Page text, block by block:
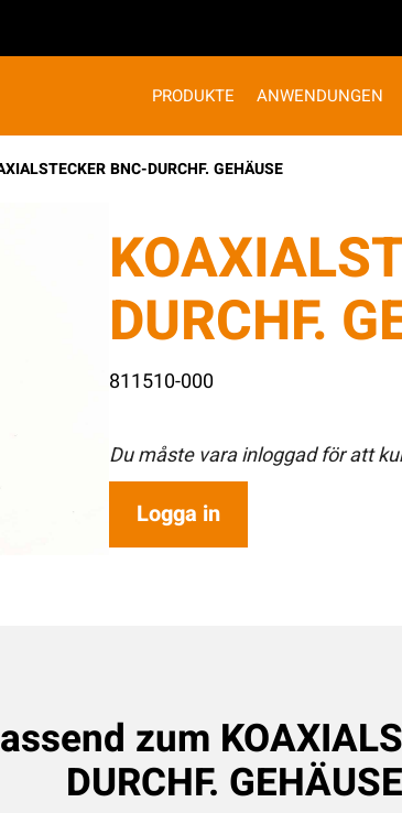
PRODUKTE ANWENDUNGEN
BNC-DURCHF. GEHÄUSE
DURCHF.
811510-000
Du måste vara inloggad för att
Logga in
zum
DURCHF. GEHÄUSE